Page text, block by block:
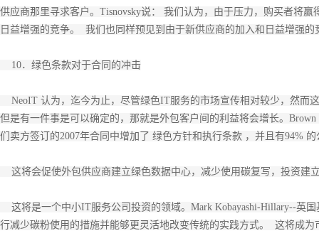
供应商那里寻求客户。Tisnovsky说： 我们认为，由于压力，购买者将
日益增强的竞争。 我们也同样预见到由于新供应商的加入和日益增强
10．绿色条款对于合同的冲击
NeoIT 认为，迄今为止，尽管绿色IT服务的市场宣传相对较少，然而
但是有一件事是可以确定的，那就是外包客户间的利益将会增长。
们卖方签订的2007年合同中增加了 绿色方针和执行条款 ，并且有94%
这将会促使外包供应商建立绿色数据中心，减少使用碳复写，投资建
这将是一个中小IT服务公司投资的领域。Mark Kobayashi-Hillary--英
行减少碳粉使用的措施并能够更灵活地改变传统的实践方式。 这将成